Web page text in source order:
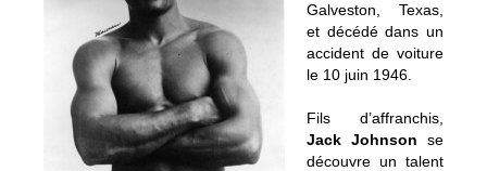
Galveston, Texas,
et décédé dans un
accident de voiture
le 10 juin 1946.
Fils d’affranchis,
Jack Johnson se
découvre un talent